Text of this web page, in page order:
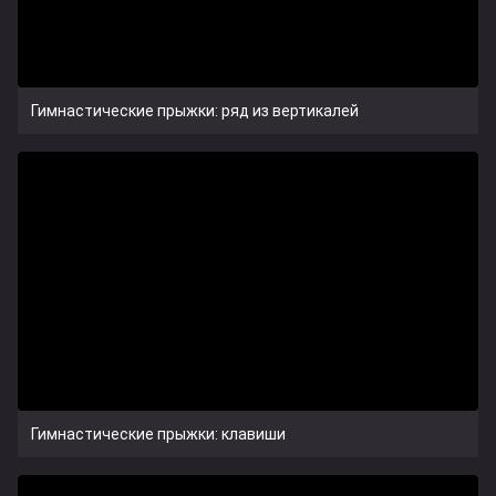
Гимнастические прыжки: ряд из вертикалей
Гимнастические прыжки: клавиши